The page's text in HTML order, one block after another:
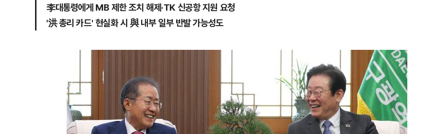
李대통령에게 MB 제한 조치 해제·TK 신공항 지원 요청
'洪 총리 카드' 현실화 시 與 내부 일부 반발 가능성도